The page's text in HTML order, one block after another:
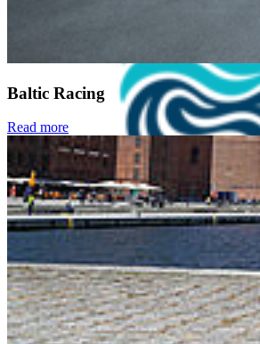
Baltic Racing
Read more